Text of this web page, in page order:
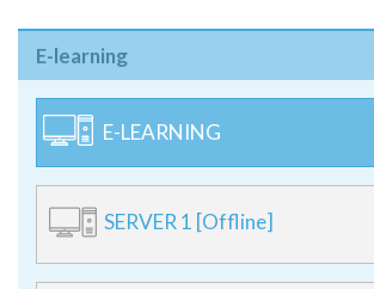
E-learning
E-LEARNING
SERVER 1 [Offline]